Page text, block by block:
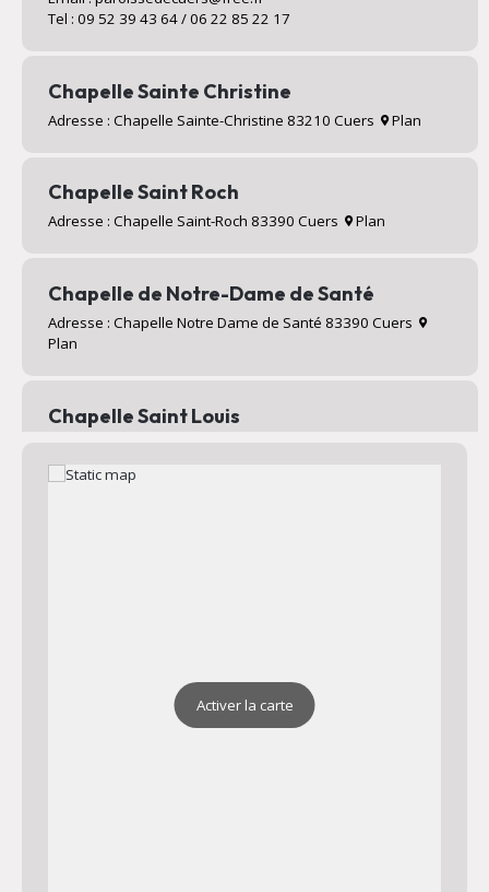
Tel : 09 52 39 43 64 / 06 22 85 22 17
Chapelle Sainte Christine
Adresse : Chapelle Sainte-Christine 83210 Cuers Plan
Chapelle Saint Roch
Adresse : Chapelle Saint-Roch 83390 Cuers Plan
Chapelle de Notre-Dame de Santé
Adresse : Chapelle Notre Dame de Santé 83390 Cuers
Plan
Chapelle Saint Louis
Activer la carte